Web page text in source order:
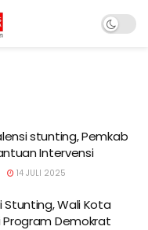
stunting, Pemkab
Intervensi
14 JULI 2025
Stunting, Wali Kota
Demokrat